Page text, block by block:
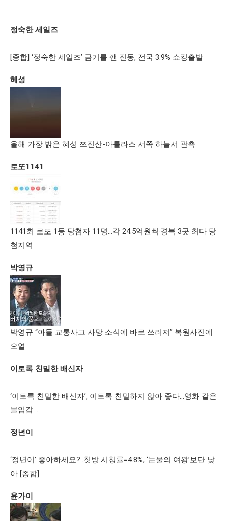
정숙한 세일즈
[종합] ‘정숙한 세일즈’ 금기를 깬 진동, 전국 3.9% 쇼킹출발
혜성
올해 가장 밝은 혜성 쯔진산-아틀라스 서쪽 하늘서 관측
로또1141
1141회 로또 1등 당첨자 11명…각 24.5억원씩·경북 3곳 최다 당
첨지역
박영규
박영규 “아들 교통사고 사망 소식에 바로 쓰러져” 복원사진에
오열
이토록 친밀한 배신자
‘이토록 친밀한 배신자’, 이토록 친밀하지 않아 좋다…영화 같은
몰입감 …
정년이
‘정년이’ 좋아하세요?..첫방 시청률=4.8%, ‘눈물의 여왕’보단 낮
아 [종합]
윤가이